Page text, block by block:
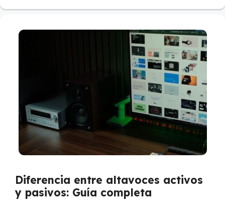
Diferencia entre altavoces activos
y pasivos: Guía completa